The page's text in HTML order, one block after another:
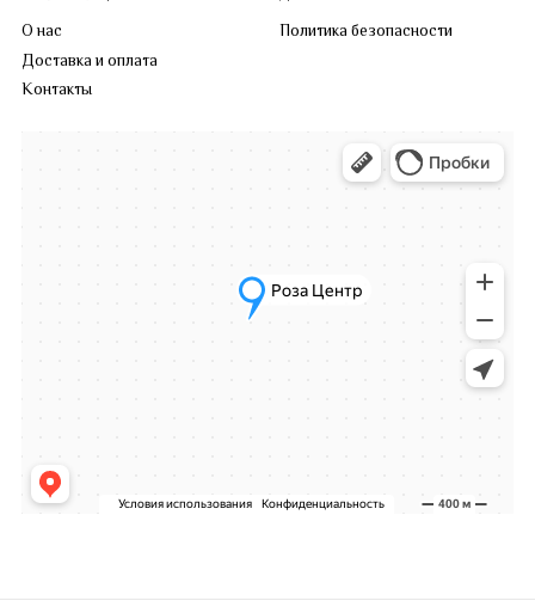
О нас
Доставка и оплата
Контакты
Политика безопасности